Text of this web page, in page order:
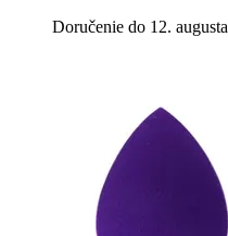
Doručenie do 12. augusta